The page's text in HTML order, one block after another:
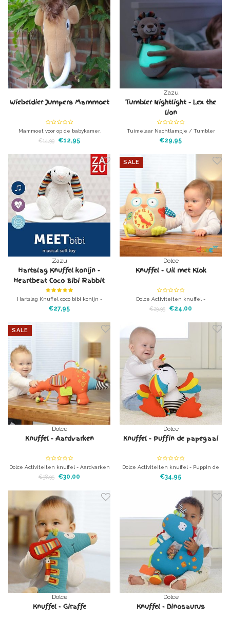
Wiebeldier Jumpers Mammoet
Mammoet voor op de babykamer.
Wiebelt zich helemaal suf en weegt
€14,99 €12,95
Zazu
Tumbler Nightlight - Lex the
lion
Tuimelaar Nachtlampje / Tumbler
Nightlight - Zack The Zebra
€29,95
Zazu
Hartslag Knuffel konijn -
Heartbeat Coco Bibi Rabbit
Hartslag Knuffel coco bibi konijn -
Heartbeat Bibi Rabbit Heerlijk
€27,95
SALE
Dolce
Knuffel - Uil met Klok
Dolce Activiteiten knuffel -
knuffelklokuil Knuffeldier met heel
€29,95 €24,00
SALE
Dolce
Knuffel - Aardvarken
Dolce Activiteiten knuffel - Aardvarken
Knuffeldier met heel veer
€38,95 €30,00
Dolce
Knuffel - Puffin de papegaai
Dolce Activiteiten knuffel - Puppin de
papagaai Knuffeldier met heel veer
€34,95
Dolce
Knuffel - Giraffe
Dolce
Knuffel - Dinosaurus